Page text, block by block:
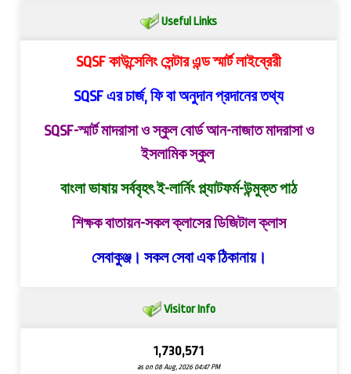
Useful Links
SQSF কাউন্সেলিং সেন্টার এন্ড স্মার্ট লাইব্রেরী
SQSF এর চার্জ, ফি বা অনুদান প্রদানের তথ্য
SQSF-স্মার্ট মাদরাসা ও স্কুল বোর্ড আন-নাজাত মাদরাসা ও
ইসলামিক স্কুল
বাংলা ভাষায় সর্ববৃহৎ ই-লার্নিং প্ল্যাটফর্ম-উন্মুক্ত পাঠ
শিক্ষক বাতায়ন-সকল ক্লাসের ডিজিটাল ক্লাস
সেবাকুঞ্জ। সকল সেবা এক ঠিকানায়।
Visitor Info
1,730,571
as on 08 Aug, 2026 04:47 PM